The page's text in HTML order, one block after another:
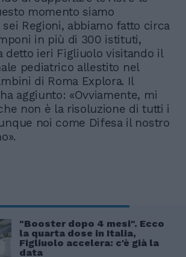
momento siamo
Regioni, abbiamo fatto circa
in più di 300 istituti,
detto ieri Figliuolo visitando il
pediatrico allestito nel
di Roma Explora. Il
aggiunto: «Ovviamente, mi
non è la risoluzione di tutti i
noi come Difesa il nostro
"Booster dopo 4 mesi". Ecco
la quarta dose in Italia,
Figliuolo accelera: c'è già la
data